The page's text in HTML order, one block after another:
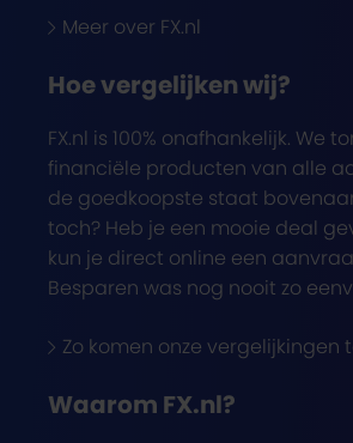
Meer over FX.nl
Hoe vergelijken wij?
FX.nl is 100% onafhankelijk. We
financiële producten van alle
de goedkoopste staat
toch? Heb je een mooie deal
kun je direct online een
Besparen was nog nooit zo
Zo komen onze vergelijkingen
Waarom FX.nl?